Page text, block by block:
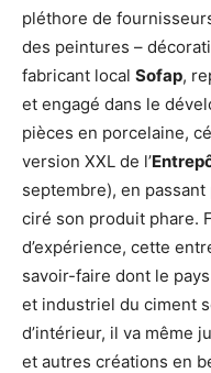
pléthore de
des peintures –
fabricant local Sofap,
et engagé dans le
pièces en porcelaine,
version XXL de l’
septembre), en passant
ciré son produit phare.
d’expérience, cette
savoir-faire dont le pays
et industriel du ciment
d’intérieur, il va même
et autres créations en